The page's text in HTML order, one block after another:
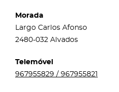
Morada
Largo Carlos Afonso
2480-032 Alvados
Telemóvel
967955829 / 967955821